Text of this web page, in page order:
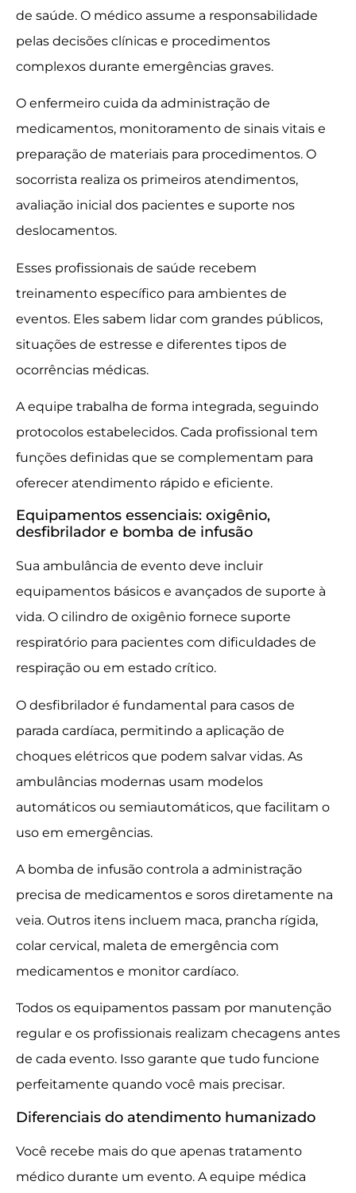
de saúde. O médico assume a responsabilidade
pelas decisões clínicas e procedimentos
complexos durante emergências graves.
O enfermeiro cuida da administração de
medicamentos, monitoramento de sinais vitais e
preparação de materiais para procedimentos. O
socorrista realiza os primeiros atendimentos,
avaliação inicial dos pacientes e suporte nos
deslocamentos.
Esses profissionais de saúde recebem
treinamento específico para ambientes de
eventos. Eles sabem lidar com grandes públicos,
situações de estresse e diferentes tipos de
ocorrências médicas.
A equipe trabalha de forma integrada, seguindo
protocolos estabelecidos. Cada profissional tem
funções definidas que se complementam para
oferecer atendimento rápido e eficiente.
Equipamentos essenciais: oxigênio,
desfibrilador e bomba de infusão
Sua ambulância de evento deve incluir
equipamentos básicos e avançados de suporte à
vida. O cilindro de oxigênio fornece suporte
respiratório para pacientes com dificuldades de
respiração ou em estado crítico.
O desfibrilador é fundamental para casos de
parada cardíaca, permitindo a aplicação de
choques elétricos que podem salvar vidas. As
ambulâncias modernas usam modelos
automáticos ou semiautomáticos, que facilitam o
uso em emergências.
A bomba de infusão controla a administração
precisa de medicamentos e soros diretamente na
veia. Outros itens incluem maca, prancha rígida,
colar cervical, maleta de emergência com
medicamentos e monitor cardíaco.
Todos os equipamentos passam por manutenção
regular e os profissionais realizam checagens antes
de cada evento. Isso garante que tudo funcione
perfeitamente quando você mais precisar.
Diferenciais do atendimento humanizado
Você recebe mais do que apenas tratamento
médico durante um evento. A equipe médica